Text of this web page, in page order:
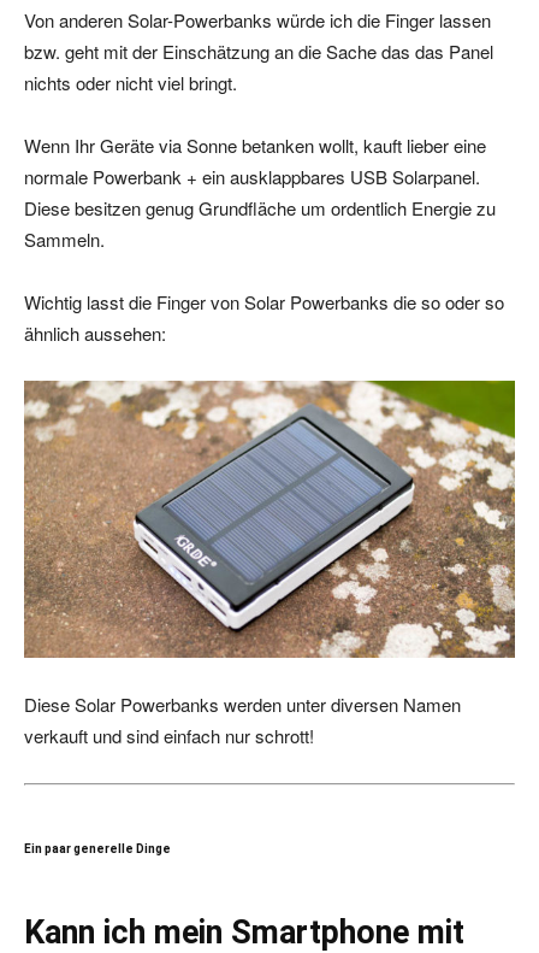
Von anderen Solar-Powerbanks würde ich die Finger lassen
bzw. geht mit der Einschätzung an die Sache das das Panel
nichts oder nicht viel bringt.
Wenn Ihr Geräte via Sonne betanken wollt, kauft lieber eine
normale Powerbank + ein ausklappbares USB Solarpanel.
Diese besitzen genug Grundfläche um ordentlich Energie zu
Sammeln.
Wichtig lasst die Finger von Solar Powerbanks die so oder so
ähnlich aussehen:
Diese Solar Powerbanks werden unter diversen Namen
verkauft und sind einfach nur schrott!
Ein paar generelle Dinge
Kann ich mein Smartphone mit